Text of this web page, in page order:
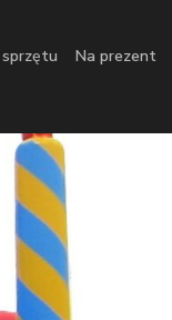
Na prezent